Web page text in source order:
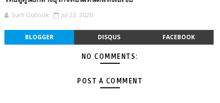
Siam Outlook Jul 23, 2026
BLOGGER DISQUS FACEBOOK
NO COMMENTS:
POST A COMMENT